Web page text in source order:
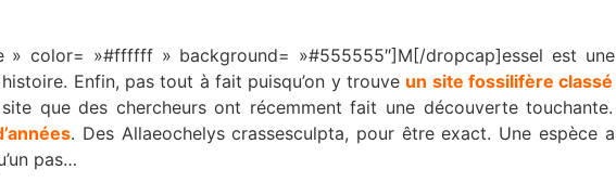
» color= »#ffffff » background= »#555555″]M[/dropcap]essel est
Enfin, pas tout à fait puisqu’on y trouve un site fossilifère
que des chercheurs ont récemment fait une découverte
. Des Allaeochelys crassesculpta, pour être exact. Une espèce
pas…